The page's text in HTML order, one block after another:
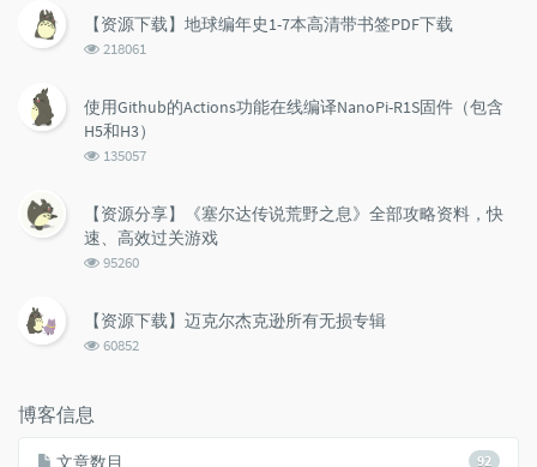
数:
【资源下载】地球编年史1-7本高清带书签PDF下载
浏
数:
218061
使用Github的Actions功能在线编译NanoPi-R1S固件（包含
H5和H3）
浏
数:
135057
【资源分享】《塞尔达传说荒野之息》全部攻略资料，快
速、高效过关游戏
浏
数:
95260
【资源下载】迈克尔杰克逊所有无损专辑
浏
60852
博客信息
92
文章数目